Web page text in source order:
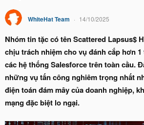
WhiteHat Team 14/10/2025
Nhóm tin tặc có tên Scattered Lapsus$
chịu trách nhiệm cho vụ đánh cắp hơn
các hệ thống Salesforce trên toàn cầu.
những vụ tấn công nghiêm trọng nhất
điện toán đám mây của doanh nghiệp,
mạng đặc biệt lo ngại.